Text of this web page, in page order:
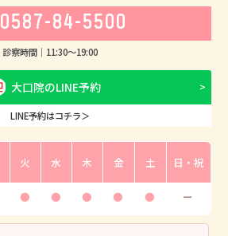
0587-84-5500
診察時間｜ 11:30〜19:00
大口院のLINE予約
LINE予約はコチラ＞
火 水 木 金 土 日・祝
● ● ● ● ● ー